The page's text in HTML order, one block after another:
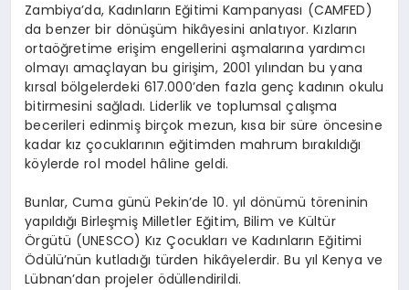
Zambiya’da, Kadınların Eğitimi Kampanyası (CAMFED)
da benzer bir dönüşüm hikâyesini anlatıyor. Kızların
ortaöğretime erişim engellerini aşmalarına yardımcı
olmayı amaçlayan bu girişim, 2001 yılından bu yana
kırsal bölgelerdeki 617.000’den fazla genç kadının okulu
bitirmesini sağladı. Liderlik ve toplumsal çalışma
becerileri edinmiş birçok mezun, kısa bir süre öncesine
kadar kız çocuklarının eğitimden mahrum bırakıldığı
köylerde rol model hâline geldi.
Bunlar, Cuma günü Pekin’de 10. yıl dönümü töreninin
yapıldığı Birleşmiş Milletler Eğitim, Bilim ve Kültür
Örgütü (UNESCO) Kız Çocukları ve Kadınların Eğitimi
Ödülü’nün kutladığı türden hikâyelerdir. Bu yıl Kenya ve
Lübnan’dan projeler ödüllendirildi.